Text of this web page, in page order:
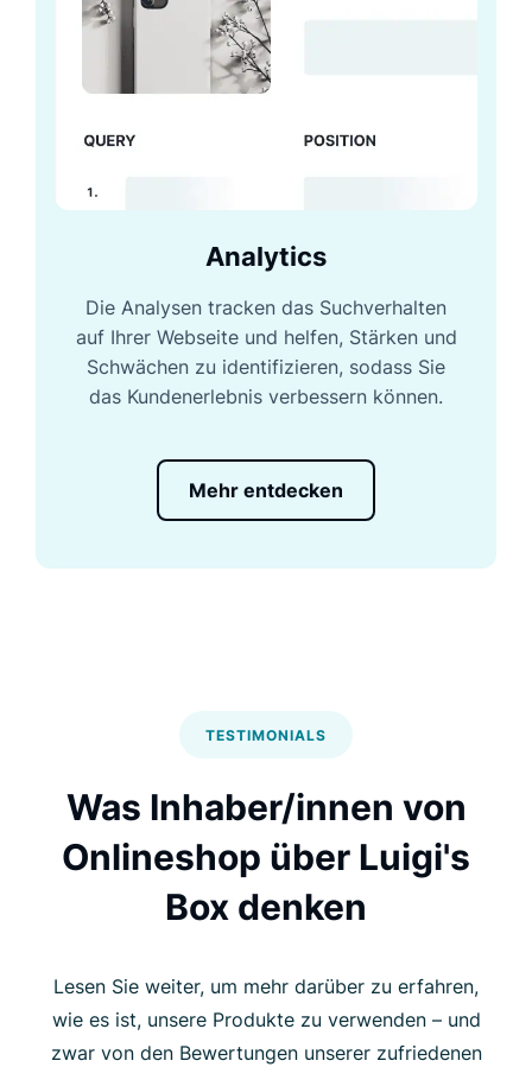
Analytics
Die Analysen tracken das Suchverhalten
auf Ihrer Webseite und helfen, Stärken und
Schwächen zu identifizieren, sodass Sie
das Kundenerlebnis verbessern können.
Mehr entdecken
TESTIMONIALS
Was Inhaber/innen von
Onlineshop über Luigi's
Box denken
Lesen Sie weiter, um mehr darüber zu erfahren,
wie es ist, unsere Produkte zu verwenden – und
zwar von den Bewertungen unserer zufriedenen